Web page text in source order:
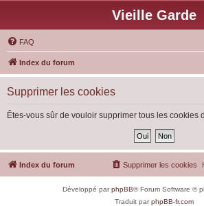
Vieille Garde
FAQ
Index du forum
Supprimer les cookies
Êtes-vous sûr de vouloir supprimer tous les cookies
Index du forum Supprimer les cookies
Développé parphpBB® Forum Software ©
Traduit parphpBB-fr.com